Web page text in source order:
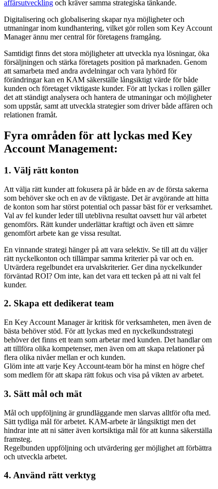
affärsutveckling och kräver samma strategiska tänkande.
Digitalisering och globalisering skapar nya möjligheter och
utmaningar inom kundhantering, vilket gör rollen som Key Account
Manager ännu mer central för företagens framgång.
Samtidigt finns det stora möjligheter att utveckla nya lösningar, öka
försäljningen och stärka företagets position på marknaden. Genom
att samarbeta med andra avdelningar och vara lyhörd för
förändringar kan en KAM säkerställe långsiktigt värde för både
kunden och företaget viktigaste kunder. För att lyckas i rollen gäller
det att ständigt analysera och hantera de utmaningar och möjligheter
som uppstår, samt att utveckla strategier som driver både affären och
relationen framåt.
Fyra områden för att lyckas med Key
Account Management:
1. Välj rätt konton
Att välja rätt kunder att fokusera på är både en av de första sakerna
som behöver ske och en av de viktigaste. Det är avgörande att hitta
de konton som har störst potential och passar bäst för er verksamhet.
Val av fel kunder leder till uteblivna resultat oavsett hur väl arbetet
genomförs. Rätt kunder underlättar kraftigt och även ett sämre
genomfört arbete kan ge vissa resultat.
En vinnande strategi hänger på att vara selektiv. Se till att du väljer
rätt nyckelkonton och tillämpar samma kriterier på var och en.
Utvärdera regelbundet era urvalskriterier. Ger dina nyckelkunder
förväntad ROI? Om inte, kan det vara ett tecken på att ni valt fel
kunder.
2. Skapa ett dedikerat team
En Key Account Manager är kritisk för verksamheten, men även de
bästa behöver stöd. För att lyckas med en nyckelkundsstrategi
behöver det finns ett team som arbetar med kunden. Det handlar om
att tillföra olika kompetenser, men även om att skapa relationer på
flera olika nivåer mellan er och kunden.
Glöm inte att varje Key Account-team bör ha minst en högre chef
som medlem för att skapa rätt fokus och visa på vikten av arbetet.
3. Sätt mål och mät
Mål och uppföljning är grundläggande men slarvas alltför ofta med.
Sätt tydliga mål för arbetet. KAM-arbete är långsiktigt men det
hindrar inte att ni sätter även kortsiktiga mål för att kunna säkerställa
framsteg.
Regelbunden uppföljning och utvärdering ger möjlighet att förbättra
och utveckla arbetet.
4. Använd rätt verktyg